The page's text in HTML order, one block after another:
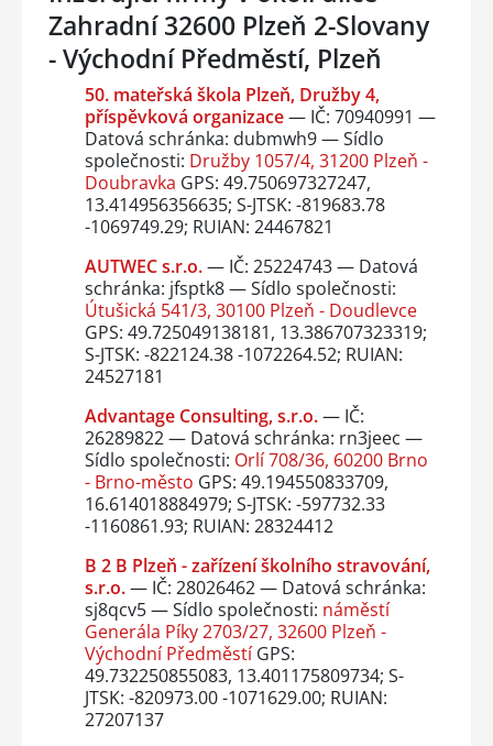
Zahradní 32600 Plzeň 2-Slovany
- Východní Předměstí, Plzeň
50. mateřská škola Plzeň, Družby 4,
příspěvková organizace— IČ: 70940991 —
Datová schránka: dubmwh9 — Sídlo
společnosti: Družby 1057/4, 31200 Plzeň -
Doubravka GPS: 49.750697327247,
13.414956356635; S-JTSK: -819683.78
-1069749.29; RUIAN: 24467821
AUTWEC s.r.o.— IČ: 25224743 — Datová
schránka: jfsptk8 — Sídlo společnosti:
Útušická 541/3, 30100 Plzeň - Doudlevce
GPS: 49.725049138181, 13.386707323319;
S-JTSK: -822124.38 -1072264.52; RUIAN:
24527181
Advantage Consulting, s.r.o.— IČ:
26289822 — Datová schránka: rn3jeec —
Sídlo společnosti: Orlí 708/36, 60200 Brno
- Brno-město GPS: 49.194550833709,
16.614018884979; S-JTSK: -597732.33
-1160861.93; RUIAN: 28324412
B 2 B Plzeň - zařízení školního stravování,
s.r.o.— IČ: 28026462 — Datová schránka:
sj8qcv5 — Sídlo společnosti: náměstí
Generála Píky 2703/27, 32600 Plzeň -
Východní PředměstíGPS:
49.732250855083, 13.401175809734; S-
JTSK: -820973.00 -1071629.00; RUIAN:
27207137